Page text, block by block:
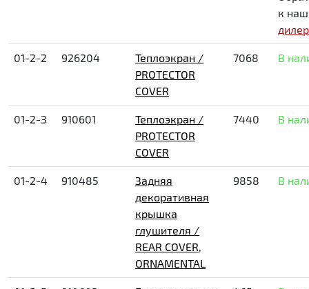
к
01-2-2 926204
Теплоэкран /
PROTECTOR
COVER
7068 В
01-2-3 910601
Теплоэкран /
PROTECTOR
COVER
7440 В
01-2-4 910485
Задняя
декоративная
крышка
глушителя /
REAR COVER,
ORNAMENTAL
9858 В